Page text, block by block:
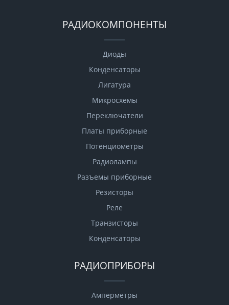
РАДИОКОМПОНЕНТЫ
Диоды
Конденсаторы
Лигатура
Микросхемы
Переключатели
Платы приборные
Потенциометры
Радиолампы
Разъемы приборные
Резисторы
Реле
Транзисторы
Конденсаторы
РАДИОПРИБОРЫ
Амперметры